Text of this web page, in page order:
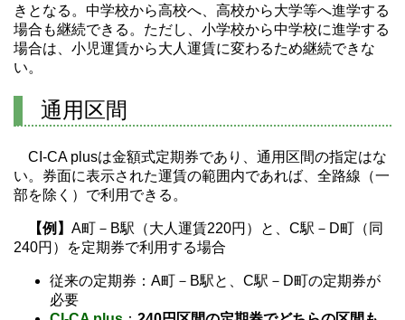
きとなる。中学校から高校へ、高校から大学等へ進学する
場合も継続できる。ただし、小学校から中学校に進学する
場合は、小児運賃から大人運賃に変わるため継続できな
い。
通用区間
CI-CA plusは金額式定期券であり、通用区間の指定はな
い。券面に表示された運賃の範囲内であれば、全路線（一
部を除く）で利用できる。
【例】 A町－B駅（大人運賃220円）と、C駅－D町（同
240円）を定期券で利用する場合
従来の定期券：A町－B駅と、C駅－D町の定期券が
必要